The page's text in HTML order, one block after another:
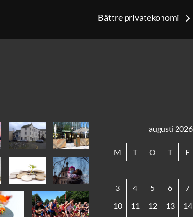
Bättre privatekonomi
augusti 2026
M T O T F
3
4 5 6 7
10
11 12 13 14